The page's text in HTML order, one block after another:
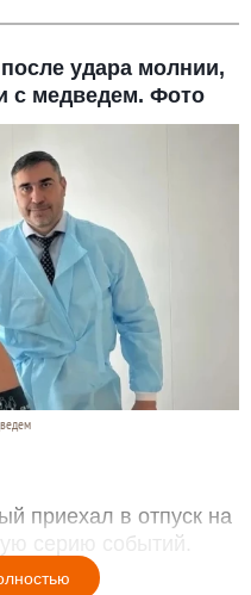
удара молнии,
с медведем. Фото
приехал в отпуск на
серию событий.